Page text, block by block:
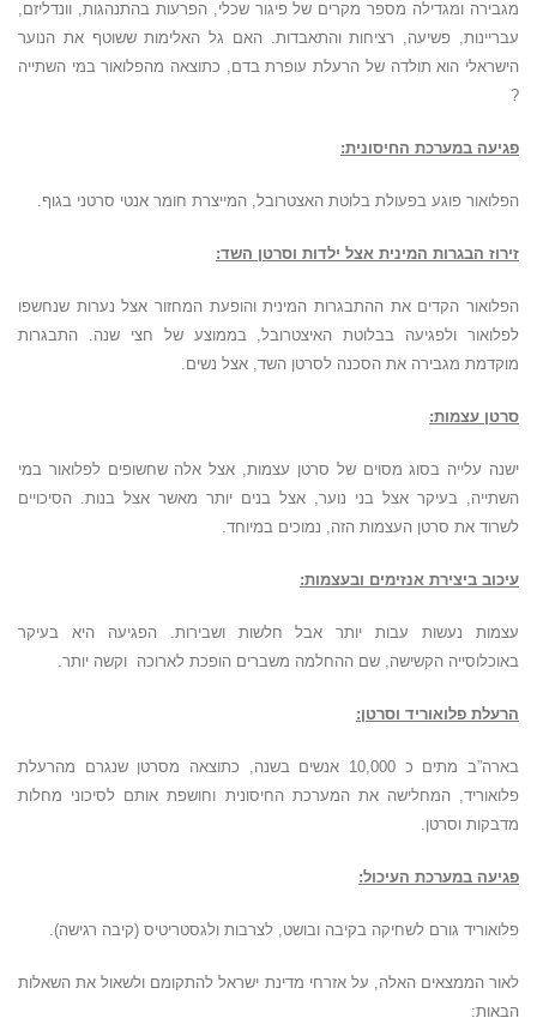
מגבירה ומגדילה מספר מקרים של פיגור שכלי, הפרעות בהתנהגות, וונדליזם,
עבריינות, פשיעה, רציחות והתאבדות. האם גל האלימות ששוטף את הנוער
הישראלי הוא תולדה של הרעלת עופרת בדם, כתוצאה מהפלואור במי השתייה
?
פגיעה במערכת החיסונית:
הפלואור פוגע בפעולת בלוטת האצטרובל, המייצרת חומר אנטי סרטני בגוף.
זירוז הבגרות המינית אצל ילדות וסרטן השד:
הפלואור הקדים את ההתבגרות המינית והופעת המחזור אצל נערות שנחשפו
לפלואור ולפגיעה בבלוטת האיצטרובל, בממוצע של חצי שנה. התבגרות
מוקדמת מגבירה את הסכנה לסרטן השד, אצל נשים.
סרטן עצמות:
ישנה עלייה בסוג מסוים של סרטן עצמות, אצל אלה שחשופים לפלואור במי
השתייה, בעיקר אצל בני נוער, אצל בנים יותר מאשר אצל בנות. הסיכויים
לשרוד את סרטן העצמות הזה, נמוכים במיוחד.
עיכוב ביצירת אנזימים ובעצמות:
עצמות נעשות עבות יותר אבל חלשות ושבירות. הפגיעה היא בעיקר
באוכלוסייה הקשישה, שם ההחלמה משברים הופכת לארוכה וקשה יותר.
הרעלת פלואוריד וסרטן:
בארה”ב מתים כ 10,000 אנשים בשנה, כתוצאה מסרטן שנגרם מהרעלת
פלואוריד, המחלישה את המערכת החיסונית וחושפת אותם לסיכוני מחלות
מדבקות וסרטן.
פגיעה במערכת העיכול:
פלואוריד גורם לשחיקה בקיבה ובושט, לצרבות ולגסטריטיס (קיבה רגישה).
לאור הממצאים האלה, על אזרחי מדינת ישראל להתקומם ולשאול את השאלות
הבאות: